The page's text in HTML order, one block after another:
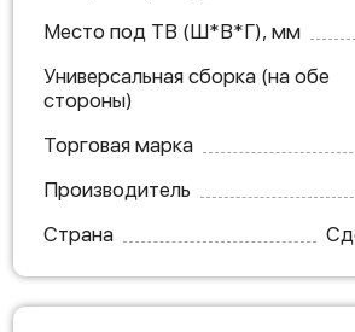
Место под ТВ (Ш*В*Г), мм
Универсальная сборка (на обе
стороны)
Торговая марка
Производитель
Страна